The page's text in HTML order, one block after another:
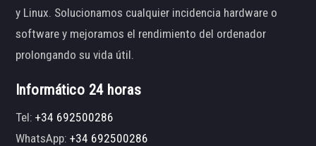
y Linux. Solucionamos cualquier incidencia hardware o
software y mejoramos el rendimiento del ordenador
prolongando su vida útil.
Informático 24 horas
Tel:+34 692500286
WhatsApp:+34 692500286